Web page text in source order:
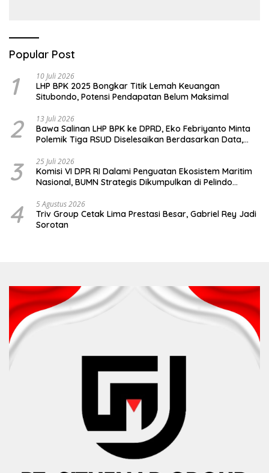
Popular Post
1 10 Juli 2026
LHP BPK 2025 Bongkar Titik Lemah Keuangan
Situbondo, Potensi Pendapatan Belum Maksimal
2 13 Juli 2026
Bawa Salinan LHP BPK ke DPRD, Eko Febriyanto Minta
Polemik Tiga RSUD Diselesaikan Berdasarkan Data,
3 25 Juli 2026
Komisi VI DPR RI Dalami Penguatan Ekosistem Maritim
Nasional, BUMN Strategis Dikumpulkan di Pelindo
4 5 Agustus 2026
Triv Group Cetak Lima Prestasi Besar, Gabriel Rey Jadi
Sorotan